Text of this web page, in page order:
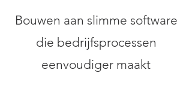
Bouwen aan slimme software
die bedrijfsprocessen
eenvoudiger maakt